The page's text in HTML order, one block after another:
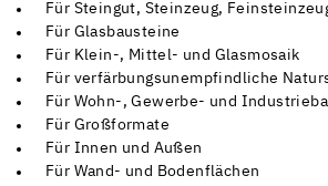
Für Steingut, Steinzeug,
Für Glasbausteine
Für Klein-, Mittel- und Glasmosaik
Für verfärbungsunempfindliche
Für Wohn-, Gewerbe- und
Für Großformate
Für Innen und Außen
Für Wand- und Bodenflächen